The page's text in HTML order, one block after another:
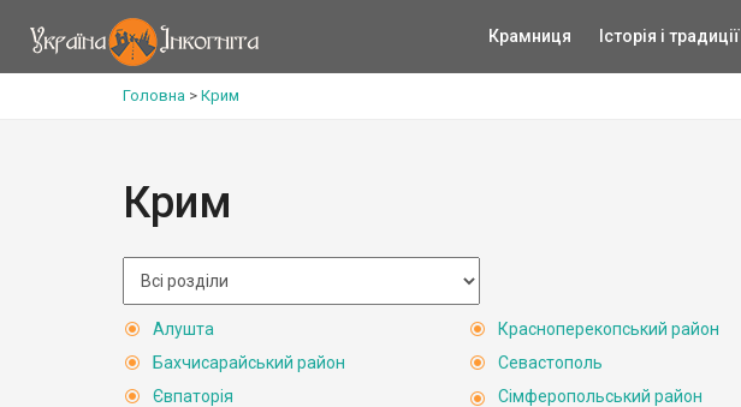
Крамниця Історія і традиції
Головна > Крим
Крим
Алушта
Бахчисарайський район
Євпаторія
Красноперекопський район
Севастополь
Сімферопольський район